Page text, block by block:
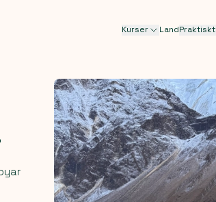
Kurser LandPraktiskt